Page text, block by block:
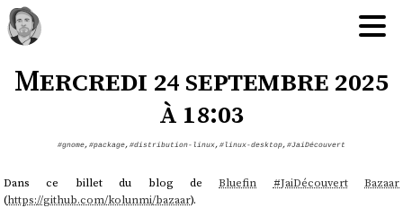
Mercredi 24 septembre 2025
à 18:03
#gnome, #package, #distribution-linux, #linux-desktop, #JaiDécouvert
Dans ce billet du blog deBluefin #JaiDécouvert
Bazaar
(https://github.com/kolunmi/bazaar).